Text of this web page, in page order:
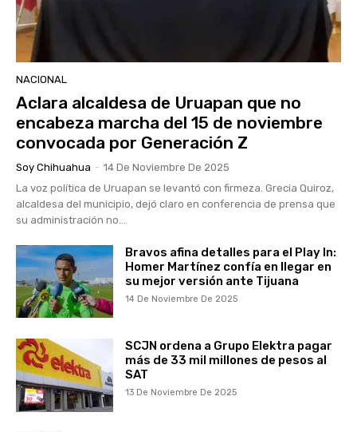
NACIONAL
Aclara alcaldesa de Uruapan que no
encabeza marcha del 15 de noviembre
convocada por Generación Z
Soy Chihuahua - 14 De Noviembre De 2025
La voz política de Uruapan se levantó con firmeza. Grecia Quiroz,
alcaldesa del municipio, dejó claro en conferencia de prensa que
su administración no...
Bravos afina detalles para el Play In:
Homer Martínez confía en llegar en
su mejor versión ante Tijuana
14 De Noviembre De 2025
SCJN ordena a Grupo Elektra pagar
más de 33 mil millones de pesos al
SAT
13 De Noviembre De 2025